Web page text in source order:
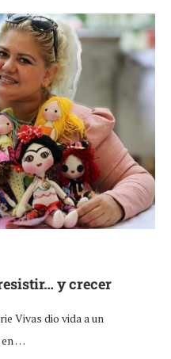
y crecer
Vivas dio vida a un
…